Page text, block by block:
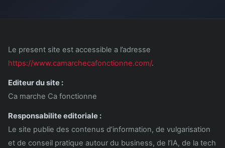
Le present site est accessible a l’adresse
https://www.camarchecafonctionne.com/.
Editeur du site :
Ca marche Ca fonctionne
Responsabilite editoriale :
Le site publie des contenus d’information, de vulgarisation
et de conseil pratique autour du business, de l’IA, de la tech